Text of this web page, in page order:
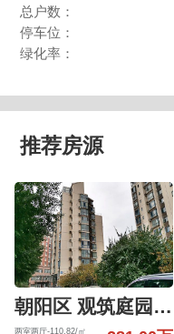
总户数：
停车位：
绿化率：
推荐房源
朝阳区 观筑庭园601号楼6层6-01-6-B
两室两厅-110.82/㎡